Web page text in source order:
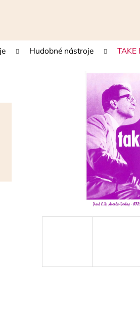
Hudobné nástroje TAKE
Čo potrebujete
Odporúčame